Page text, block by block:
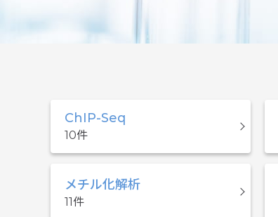
ChIP-Seq
10
メチル化解析
11